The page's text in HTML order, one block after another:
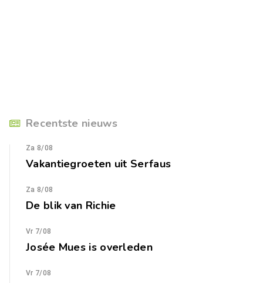
Recentste nieuws
Za 8/08
Vakantiegroeten uit Serfaus
Za 8/08
De blik van Richie
Vr 7/08
Josée Mues is overleden
Vr 7/08